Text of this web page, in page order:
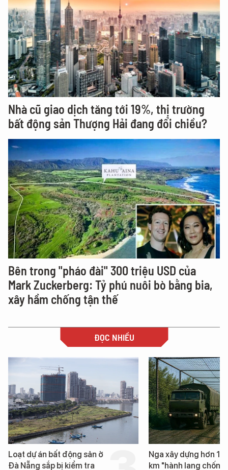
Nhà cũ giao dịch tăng tới 19%, thị trường
bất động sản Thượng Hải đang đổi chiều?
Bên trong "pháo đài" 300 triệu USD của
Mark Zuckerberg: Tỷ phú nuôi bò bằng bia,
xây hầm chống tận thế
ĐỌC NHIỀU
Loạt dự án bất động sản ở
Đà Nẵng sắp bị kiểm tra
Nga xây dựng hơn
km "hành lang chống